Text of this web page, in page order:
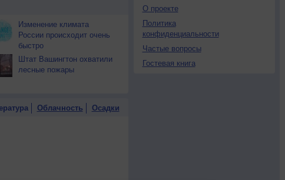
Изменение климата
России происходит очень
быстро
Штат Вашингтон охватили
лесные пожары
Облачность Осадки
О проекте
Политика
конфиденциальности
Частые вопросы
Гостевая книга